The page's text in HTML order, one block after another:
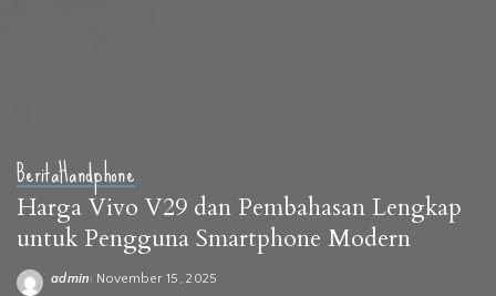
BeritaHandphone
Harga Vivo V29 dan Pembahasan Lengkap
untuk Pengguna Smartphone Modern
admin November 15, 2025